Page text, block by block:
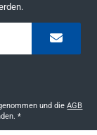
und dieAGB
*